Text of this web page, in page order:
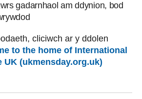
gadarnhaol am ddynion, bod
cliciwch ar y ddolen
to the home of International
UK (ukmensday.org.uk)